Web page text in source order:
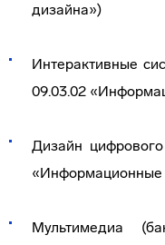
дизайна»)
Интерактивные
09.03.02
Дизайн
«Информационные
Мультимедиа